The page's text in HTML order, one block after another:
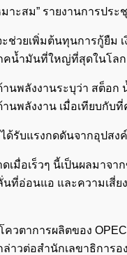
าะสม” รายงานการประ
ช่วยเพิ่มต้นทุนการกู้ยืม
คน้ำมันที่ใหญ่ที่สุดในโลก
นพลังงานระบุว่า สต็อ
นพลังงาน เมื่อเทียบกับ
ด้รับแรงกดดันจากอุปส
เมื่อเร็วๆ นี้เป็นผลมา
ที่อ่อนแอ และความเสี่ย
ควตาการผลิตของ
าวต่อสำนักเลขาธิการอ